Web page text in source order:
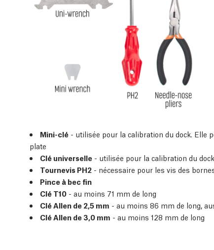
Mini-clé - utilisée pour la calibration du dock. Elle
plate
Clé universelle - utilisée pour la calibration du dock
Tournevis PH2 - nécessaire pour les vis des
Pince à bec fin
Clé T10 - au moins 71 mm de long
Clé Allen de 2,5 mm - au moins 86 mm de long,
Clé Allen de 3,0 mm - au moins 128 mm de long